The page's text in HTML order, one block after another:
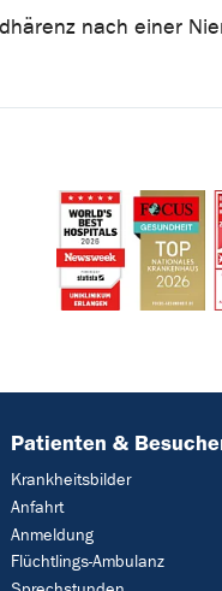
nach einer
Patienten &
Krankheitsbilder
Anfahrt
Anmeldung
Flüchtlings-Ambulanz